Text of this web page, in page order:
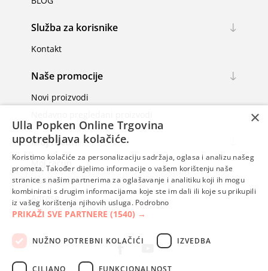
Služba za korisnike
Kontakt
Naše promocije
Novi proizvodi
Moj račun
Moj račun
Narudžbe
Adrese
×
Ulla Popken Online Trgovina
upotrebljava kolačiće.
Koristimo kolačiće za personalizaciju sadržaja, oglasa i analizu našeg
prometa. Također dijelimo informacije o vašem korištenju naše
stranice s našim partnerima za oglašavanje i analitiku koji ih mogu
kombinirati s drugim informacijama koje ste im dali ili koje su prikupili
iz vašeg korištenja njihovih usluga. Podrobno
PRIKAŽI SVE PARTNERE (1540) →
NUŽNO POTREBNI KOLAČIĆI IZVEDBA
CILJANO FUNKCIONALNOST